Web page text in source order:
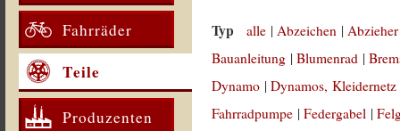
Fahrräder
Teile
Produzenten
Typ alle |Abzeichen |
Bauanleitung |Blumenrad |
Dynamo |Dynamos, Kleidernetz
Fahrradpumpe |Federgabel |